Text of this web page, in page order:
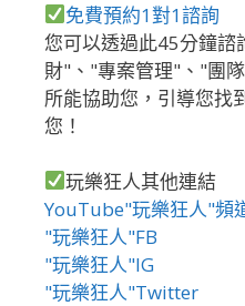
免費預約1對1諮詢
您可以透過此45分鐘諮
財"、"專案管理"、"團
所能協助您，引導您找
您！
玩樂狂人其他連結
YouTube"玩樂狂人"頻
"玩樂狂人"FB
"玩樂狂人"IG
"玩樂狂人"Twitter